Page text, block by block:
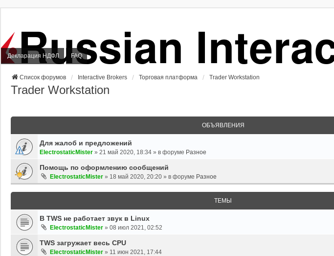
Декларация НДФЛ FAQ
Список форумов Interactive Brokers Торговая платформа Trader Workstation
Trader Workstation
ОБЪЯВЛЕНИЯ
Для жалоб и предложений
ElectrostaticMister » 21 май 2020, 18:34 » в форуме Разное
Помощь по оформлению сообщений
ElectrostaticMister » 18 май 2020, 20:20 » в форуме Разное
ТЕМЫ
В TWS не работает звук в Linux
ElectrostaticMister » 08 июл 2021, 02:52
TWS загружает весь CPU
ElectrostaticMister » 11 июн 2021, 17:44